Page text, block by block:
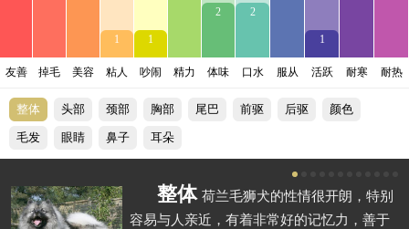
1 1
2 2
1
友善 掉毛 美容 粘人 吵闹 精力 体味 口水 服从 活跃 耐寒 耐热
整体 头部 颈部 胸部 尾巴 前驱 后驱 颜色
毛发 眼睛 鼻子 耳朵
整体 荷兰毛狮犬的性情很开朗，特别
容易与人亲近，有着非常好的记忆力，善于